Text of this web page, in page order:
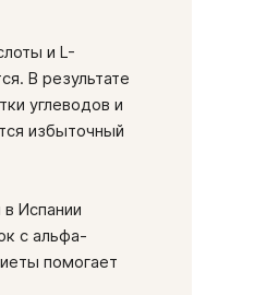
работе
давление,
и L-
В результате
углеводов и
избыточный
Испании
с альфа-
помогает